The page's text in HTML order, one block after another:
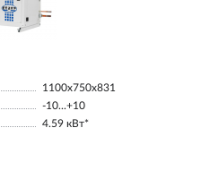
1100х750х831
-10...+10
4.59 кВт*